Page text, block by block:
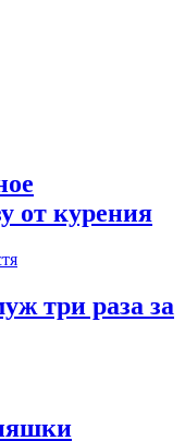
от курения
три раза за